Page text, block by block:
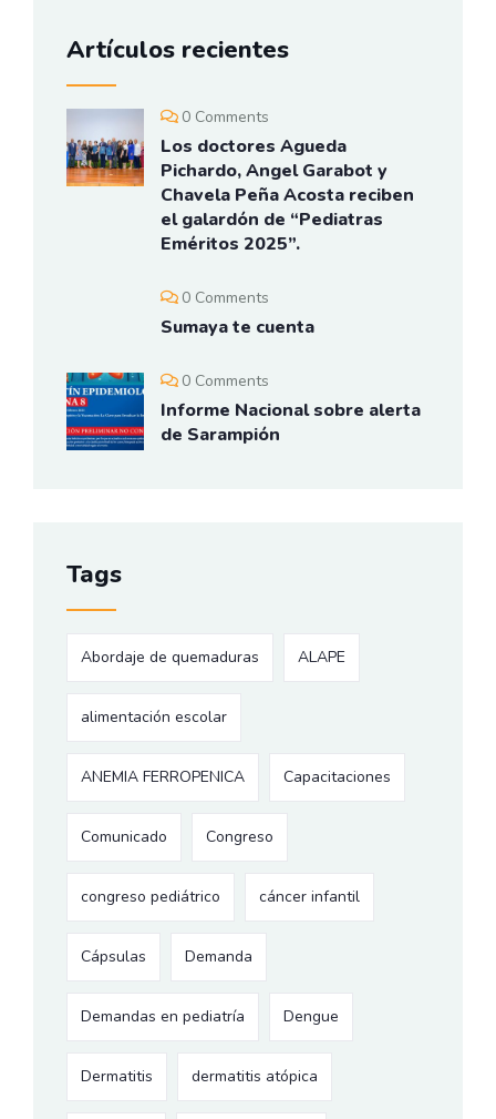
Artículos recientes
0 Comments
Los doctores Agueda
Pichardo, Angel Garabot y
Chavela Peña Acosta reciben
el galardón de “Pediatras
Eméritos 2025”.
0 Comments
Sumaya te cuenta
0 Comments
Informe Nacional sobre alerta
de Sarampión
Tags
Abordaje de quemaduras ALAPE
alimentación escolar
ANEMIA FERROPENICA Capacitaciones
Comunicado Congreso
congreso pediátrico cáncer infantil
Cápsulas Demanda
Demandas en pediatría Dengue
Dermatitis dermatitis atópica